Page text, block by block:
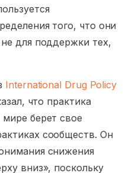
того, что они
для поддержки тех,
International Drug Policy
что практика
берет свое
сообществ. Он
снижения
вниз», поскольку